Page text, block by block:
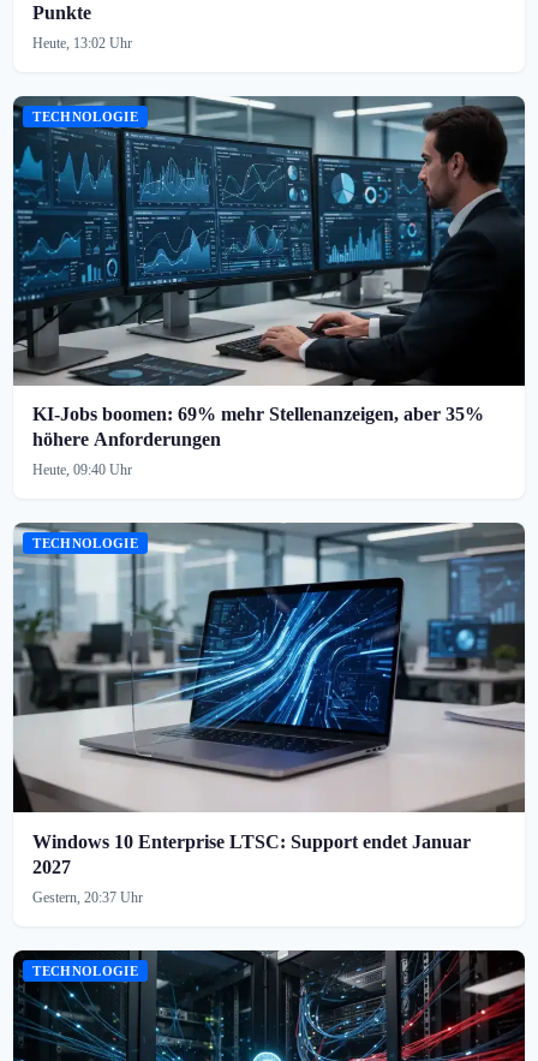
Punkte
Heute, 13:02 Uhr
TECHNOLOGIE
KI-Jobs boomen: 69% mehr Stellenanzeigen, aber 35%
höhere Anforderungen
Heute, 09:40 Uhr
TECHNOLOGIE
Windows 10 Enterprise LTSC: Support endet Januar
2027
Gestern, 20:37 Uhr
TECHNOLOGIE